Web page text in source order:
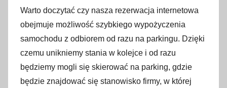
Warto doczytać czy nasza rezerwacja internetowa
obejmuje możliwość szybkiego wypożyczenia
samochodu z odbiorem od razu na parkingu. Dzięki
czemu unikniemy stania w kolejce i od razu
będziemy mogli się skierować na parking, gdzie
będzie znajdować się stanowisko firmy, w której